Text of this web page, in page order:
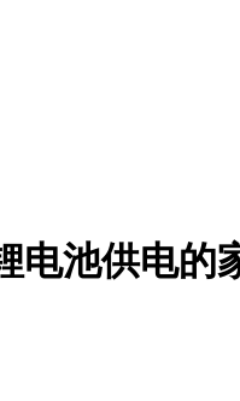
电池供电的